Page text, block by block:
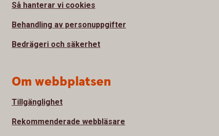
Så hanterar vi cookies
Behandling av personuppgifter
Bedrägeri och säkerhet
Om webbplatsen
Tillgänglighet
Rekommenderade webbläsare